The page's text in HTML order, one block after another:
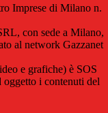
Imprese di Milano n.
con sede a Milano,
al network Gazzanet
e grafiche) è SOS
oggetto i contenuti del